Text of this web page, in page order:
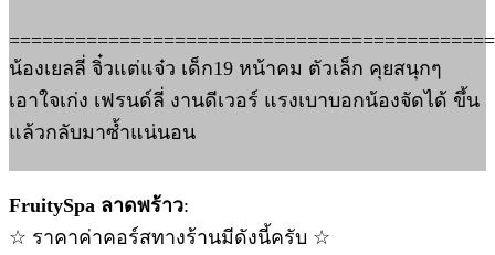
น้องเยลลี่ จิ๋วแต่แจ๋ว เด็ก19 หน้าคม ตัวเล็ก คุยสนุกๆ
เอาใจเก่ง เฟรนด์ลี่ งานดีเวอร์ แรงเบาบอกน้องจัดได้ ขึ้น
แล้วกลับมาซ้ำแน่นอน
FruitySpa ลาดพร้าว:
☆ ราคาค่าคอร์สทางร้านมีดังนี้ครับ ☆